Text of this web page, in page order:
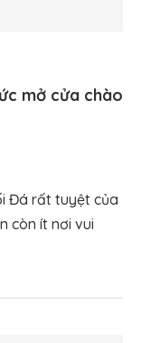
mở cửa chào
Đá rất tuyệt của
còn ít nơi vui